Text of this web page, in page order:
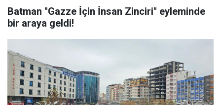
Batman "Gazze İçin İnsan Zinciri" eyleminde
bir araya geldi!